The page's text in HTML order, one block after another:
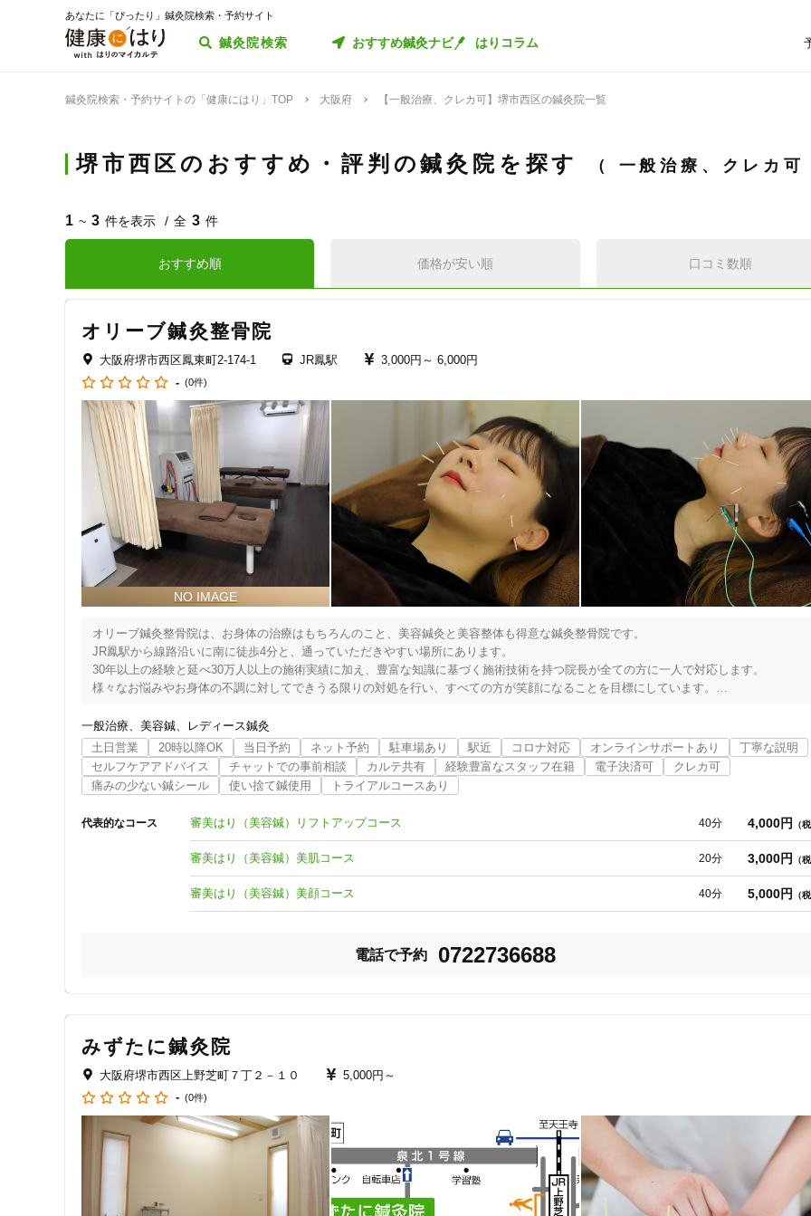
あなたに「ぴったり」鍼灸院検索・予約サイト
鍼灸院検索 おすすめ鍼灸ナビ はりコラム
鍼灸院検索・予約サイトの「健康にはり」TOP 大阪府 【一般治療、クレカ可】堺市西区の鍼灸院一覧
堺市西区のおすすめ・評判の鍼灸院を探す 一般治療、クレカ
1 ~ 3 件を表示 全 3 件
おすすめ順 価格が安い順 口コミ数順
オリーブ鍼灸整骨院
大阪府堺市西区鳳東町2-174-1 JR鳳駅 3,000円～ 6,000円
- (0件)
オリーブ鍼灸整骨院は、お身体の治療はもちろんのこと、美容鍼灸と美容整体も得意な鍼灸整骨院です。
JR鳳駅から線路沿いに南に徒歩4分と、通っていただきやすい場所にあります。
30年以上の経験と延べ30万人以上の施術実績に加え、豊富な知識に基づく施術技術を持つ院長が全ての方に一人で対応します。
様々なお悩みやお身体の不調に対してできうる限りの対処を行い、すべての方が笑顔になることを目標にしています。
私が以前に開業しておりました整骨院では、私自身がテレビ出演や、雑誌に取り上げられたりしたこともあり、多い日には100人以上の
者様にお越しいただき、私も毎日50人以上の施術を担当させていただきました。しかし、お一人お一人に向き合う時間を取ることがな
なか難しいという現実がありました。
そのような経験と反省から、オリーブ鍼灸整骨院を開院するにあたり、私一人だけで担当するためにベッド数を最低限にしています。
そして「あなたが悩まれていることに可能な限り向き合い、それを解決する」というだけではなく「あなたが望まれる未来に向かうた
のお役に立ちたい」との想いを大切にし実現することを目指します。
一般治療 美容鍼
レディース鍼灸
土日営業
20時以降OK 当日予約 ネット予約 駐車場あり 駅近 コロナ対応 オンラインサポートあり
丁寧な説明
セルフケアアドバイス
チャットでの事前相談 カルテ共有 経験豊富なスタッフ在籍 電子決済可
クレカ可
痛みの少ない鍼シール
使い捨て鍼使用 トライアルコースあり
代表的なコース 審美はり（美容鍼）リフトアップコース 40分 4,000円 （
審美はり（美容鍼）美肌コース 20分 3,000円 （
審美はり（美容鍼）美顔コース 40分 5,000円 （
電話で予約 0722736688
みずたに鍼灸院
大阪府堺市西区上野芝町７丁２－１０
5,000円～
- (0件)